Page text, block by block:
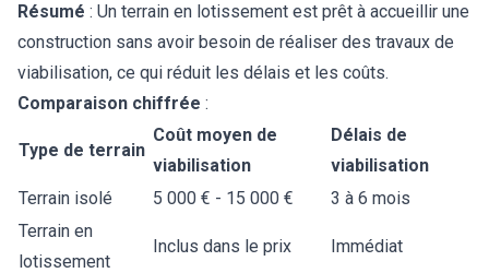
Résumé : Un terrain en lotissement est prêt à accueillir une
construction sans avoir besoin de réaliser des travaux de
viabilisation, ce qui réduit les délais et les coûts.
Comparaison chiffrée :
Type de terrain
Coût moyen de
viabilisation
Délais de
viabilisation
Terrain isolé
5 000 € - 15 000 €
3 à 6 mois
Terrain en
lotissement
Inclus dans le prix Immédiat